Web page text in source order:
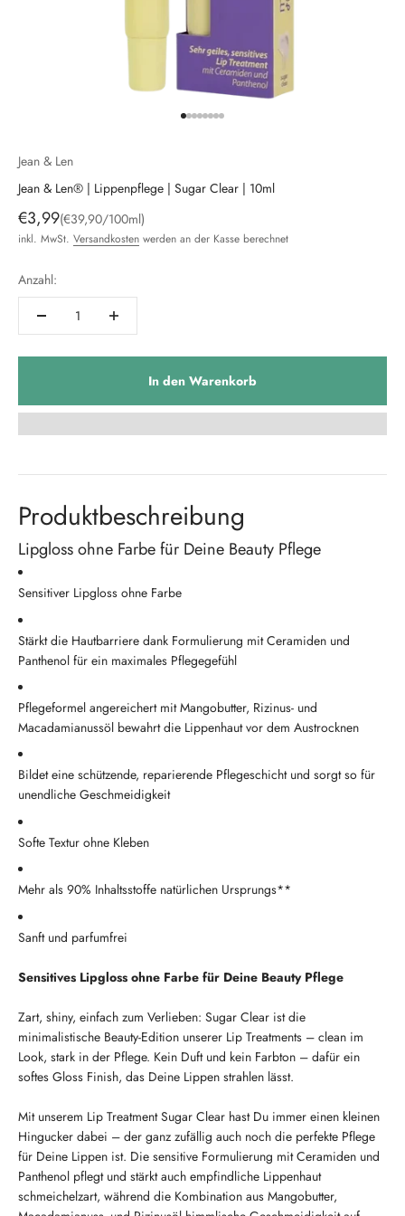
Jean & Len
Jean & Len® | Lippenpflege | Sugar Clear | 10ml
Angebot
€3,99(€39,90/100ml)
inkl. MwSt. Versandkosten werden an der Kasse berechnet
Anzahl:
In den Warenkorb
Produktbeschreibung
Lipgloss ohne Farbe für Deine Beauty Pflege
Sensitiver Lipgloss ohne Farbe
Stärkt die Hautbarriere dank Formulierung mit Ceramiden und
Panthenol für ein maximales Pflegegefühl
Pflegeformel angereichert mit Mangobutter, Rizinus- und
Macadamianussöl bewahrt die Lippenhaut vor dem Austrocknen
Bildet eine schützende, reparierende Pflegeschicht und sorgt so für
unendliche Geschmeidigkeit
Softe Textur ohne Kleben
Mehr als 90% Inhaltsstoffe natürlichen Ursprungs**
Sanft und parfumfrei
Sensitives Lipgloss ohne Farbe für Deine Beauty Pflege
Zart, shiny, einfach zum Verlieben: Sugar Clear ist die
minimalistische Beauty-Edition unserer Lip Treatments – clean im
Look, stark in der Pflege. Kein Duft und kein Farbton – dafür ein
softes Gloss Finish, das Deine Lippen strahlen lässt.
Mit unserem Lip Treatment Sugar Clear hast Du immer einen kleinen
Hingucker dabei – der ganz zufällig auch noch die perfekte Pflege
für Deine Lippen ist. Die sensitive Formulierung mit Ceramiden und
Panthenol pflegt und stärkt auch empfindliche Lippenhaut
schmeichelzart, während die Kombination aus Mangobutter,